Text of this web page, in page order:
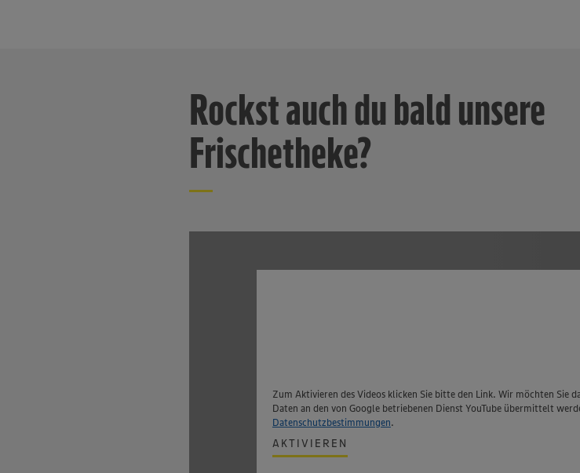
Rockst auch du bald unsere
Frischetheke?
Zum Aktivieren des Videos klicken Sie bitte den Link. Wir möchten Sie
Daten an den von Google betriebenen Dienst YouTube übermittelt
Datenschutzbestimmungen.
AKTIVIEREN